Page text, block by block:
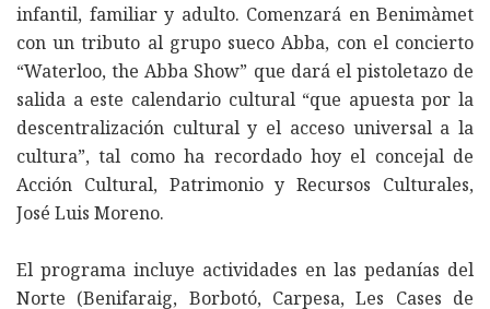
infantil, familiar y adulto. Comenzará en Benimàmet
con un tributo al grupo sueco Abba, con el concierto
“Waterloo, the Abba Show” que dará el pistoletazo de
salida a este calendario cultural “que apuesta por la
descentralización cultural y el acceso universal a la
cultura”, tal como ha recordado hoy el concejal de
Acción Cultural, Patrimonio y Recursos Culturales,
José Luis Moreno.
El programa incluye actividades en las pedanías del
Norte (Benifaraig, Borbotó, Carpesa, Les Cases de